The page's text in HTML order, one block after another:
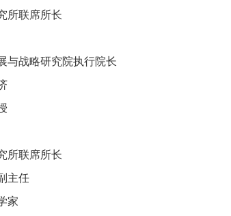
所联席所长
战略研究院执行院长
所联席所长
主任
家